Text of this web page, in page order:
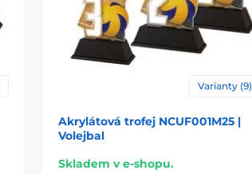
Varianty (9)
Akrylátová trofej NCUF001M25 |
Volejbal
Skladem v e-shopu.